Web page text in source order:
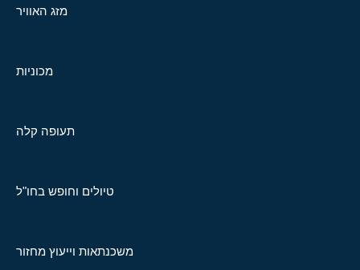
מזג האוויר
מכוניות
תעופה קלה
טיולים וחופש בחו"ל
משכנתאות וייעוץ מחזור